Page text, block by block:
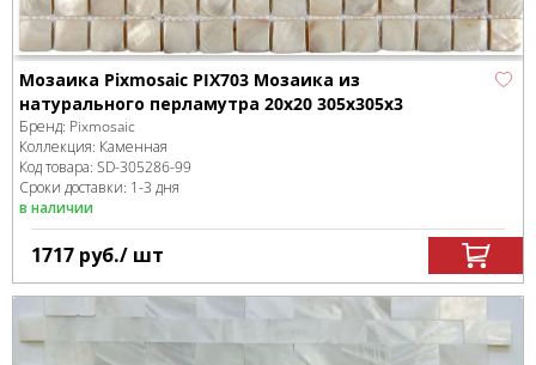
Мозаика Pixmosaic PIX703 Мозаика из
натурального перламутра 20x20 305х305х3
Бренд: Pixmosaic
Коллекция: Каменная
Код товара: SD-305286-99
Сроки доставки: 1-3 дня
в наличии
1717 руб./ шт